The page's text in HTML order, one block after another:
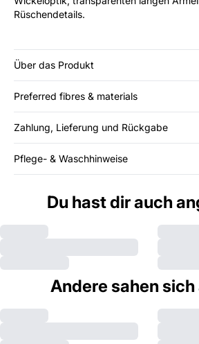
Rüschendetails.
Über das Produkt
Preferred fibres & materials
Zahlung, Lieferung und Rückgabe
Pflege- & Waschhinweise
Du hast dir auch
Andere sahen sich